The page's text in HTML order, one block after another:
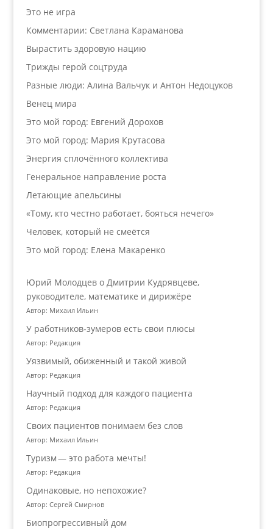
Это не игра
Комментарии: Светлана Караманова
Вырастить здоровую нацию
Трижды герой соцтруда
Разные люди: Алина Вальчук и Антон Недоцуков
Венец мира
Это мой город: Евгений Дорохов
Это мой город: Мария Крутасова
Энергия сплочённого коллектива
Генеральное направление роста
Летающие апельсины
«Тому, кто честно работает, бояться нечего»
Человек, который не смеётся
Это мой город: Елена Макаренко
Юрий Молодцев о Дмитрии Кудрявцеве,
руководителе, математике и дирижёре
Автор: Михаил Ильин
У работников‑зумеров есть свои плюсы
Автор: Редакция
Уязвимый, обиженный и такой живой
Автор: Редакция
Научный подход для каждого пациента
Автор: Редакция
Своих пациентов понимаем без слов
Автор: Михаил Ильин
Туризм — это работа мечты!
Автор: Редакция
Одинаковые, но непохожие?
Автор: Сергей Смирнов
Биопрогрессивный дом